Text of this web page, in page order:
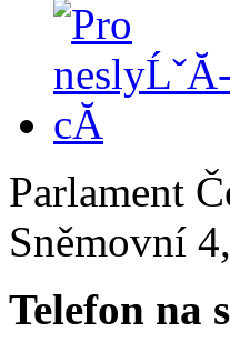
Parlament
Sněmovní
Telefon na